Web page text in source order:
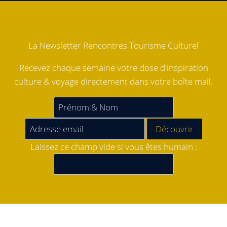
La Newsletter Rencontres Tourisme Culturel
Recevez chaque semaine votre dose d'inspiration
culture & voyage directement dans votre boîte mail.
Laissez ce champ vide si vous êtes humain :